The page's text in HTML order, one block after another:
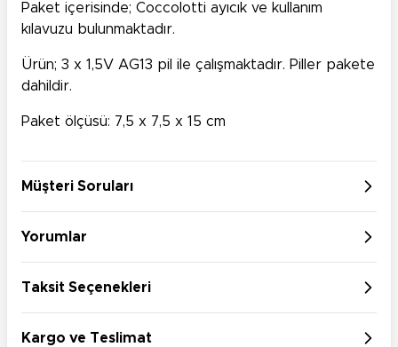
Paket içerisinde; Coccolotti ayıcık ve kullanım
kılavuzu bulunmaktadır.
Ürün; 3 x 1,5V AG13 pil ile çalışmaktadır. Piller pakete
dahildir.
Paket ölçüsü: 7,5 x 7,5 x 15 cm
Müşteri Soruları
Yorumlar
Taksit Seçenekleri
Kargo ve Teslimat